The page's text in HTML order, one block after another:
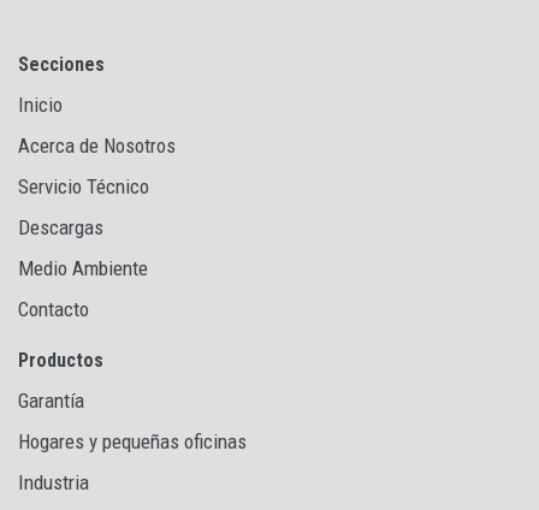
Secciones
Inicio
Acerca de Nosotros
Servicio Técnico
Descargas
Medio Ambiente
Contacto
Productos
Garantía
Hogares y pequeñas oficinas
Industria